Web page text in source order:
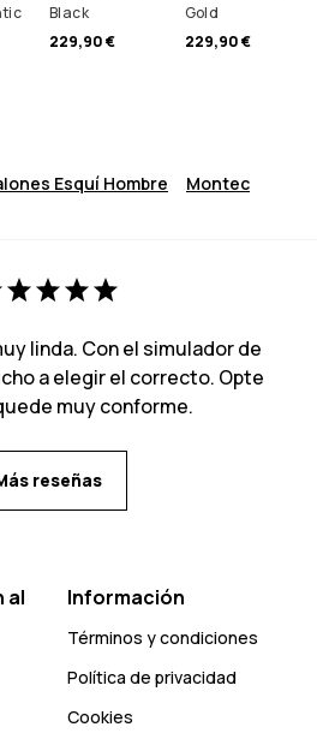
Black
229,90 €
Gold
229,90 €
Esquí Hombre Montec
linda. Con el simulador de
a elegir el correcto. Opte
muy conforme.
reseñas
al
Información
Términos y condiciones
Política de privacidad
Cookies